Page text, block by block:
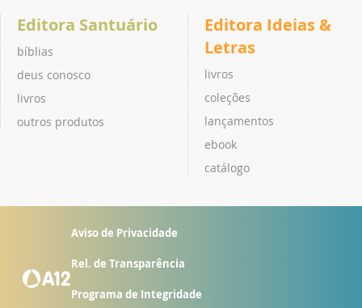
Editora Santuário
bíblias
deus conosco
livros
outros produtos
Editora Ideias &
Letras
livros
coleções
lançamentos
ebook
catálogo
Aviso de Privacidade
Rel. de Transparência
Programa de Integridade